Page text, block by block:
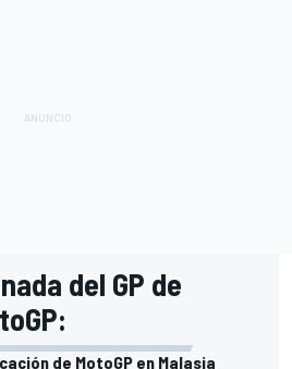
del GP de
de MotoGP en Malasia